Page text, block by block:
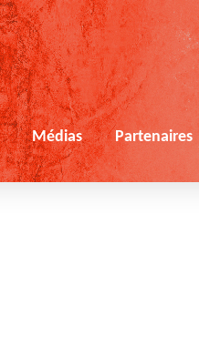
Médias Partenaires